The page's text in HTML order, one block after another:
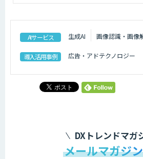
AIサービス 生成AI 画像認識・画像
導入活用事例 広告・アドテクノロジー
DXトレンドマガ
メールマガジ